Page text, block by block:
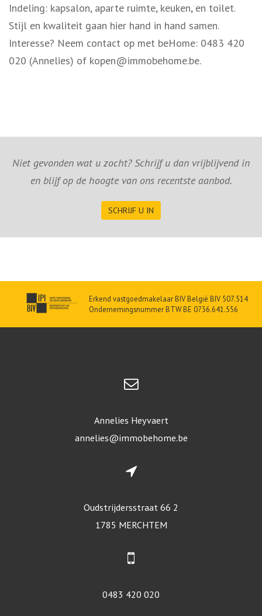
Indeling: kapsalon, aparte ruimte, keuken, en toilet.
Stijl en kwaliteit gaan hier hand in hand samen.
Interesse? Neem contact op met beHome: 0483 420
020 (Annelies) of kopen@immobehome.be.
Niet gevonden wat u zocht? Schrijf u dan vrijblijvend in
en blijf op de hoogte van ons recentste aanbod.
SCHRIJF U IN
Erkend vastgoedmakelaar BIV België BIV 507.514
Ondernemingsnummer BTW BE 0736.641.556
Annelies Heyvaert
annelies@immobehome.be
Oudstrijdersstraat 66 2
1785 MERCHTEM
0483 420 020